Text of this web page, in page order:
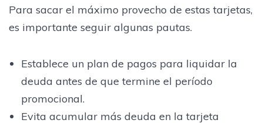
Para sacar el máximo provecho de estas tarjetas,
es importante seguir algunas pautas.
Establece un plan de pagos para liquidar la
deuda antes de que termine el período
promocional.
Evita acumular más deuda en la tarjeta